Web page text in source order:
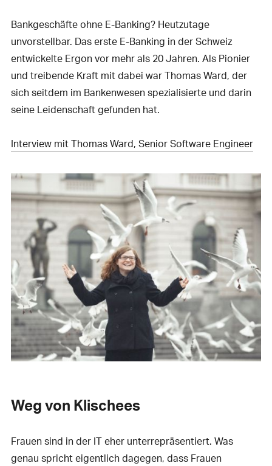
Bankgeschäfte ohne E-Banking? Heutzutage
unvorstellbar. Das erste E-Banking in der Schweiz
entwickelte Ergon vor mehr als 20 Jahren. Als Pionier
und treibende Kraft mit dabei war Thomas Ward, der
sich seitdem im Bankenwesen spezialisierte und darin
seine Leidenschaft gefunden hat.
Interview mit Thomas Ward, Senior Software Engineer
Weg von Klischees
Frauen sind in der IT eher unterrepräsentiert. Was
genau spricht eigentlich dagegen, dass Frauen